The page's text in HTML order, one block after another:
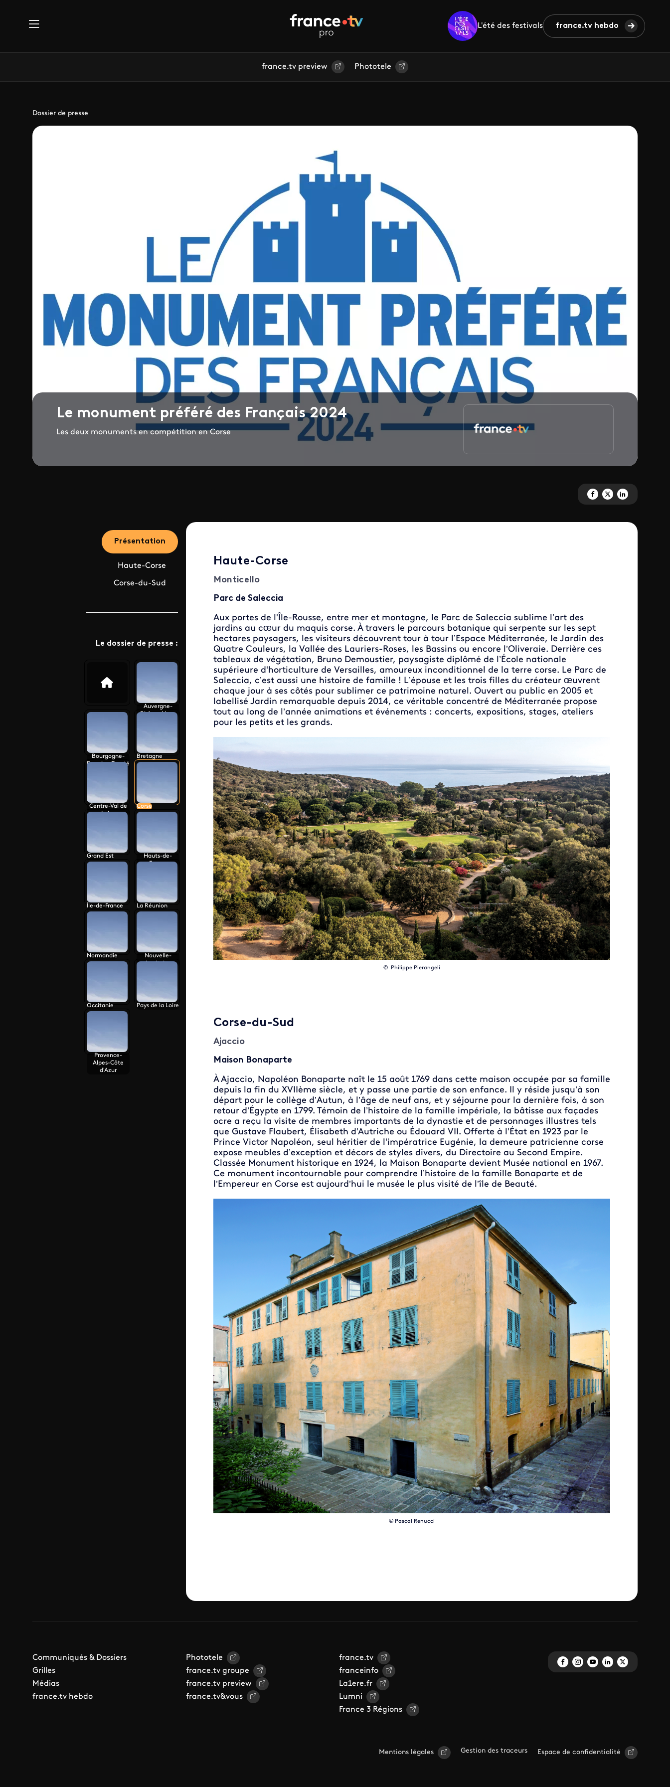
L'été des festivals france.tv hebdo
france.tv preview Phototele
Dossier de presse
Le monument préféré des Français 2024
Les deux monuments en compétition en Corse
Partagez 'Le monument
Partagez 'Le monument
Partagez 'Le
Présentation
Haute-Corse
Corse-du-Sud
Le dossier de presse :
Auvergne-
Rhône-Alpes
Bourgogne-
Franche-Comté
Bretagne
Centre-Val de
Loire
Corse
Grand Est
Hauts-de-
France
Île-de-France La Réunion
Normandie
Nouvelle-
Aquitaine
Occitanie Pays de la Loire
Provence-
Alpes-Côte
d'Azur
Haute-Corse
Monticello
Parc de Saleccia
Aux portes de l'Île-Rousse, entre mer et montagne, le Parc de Saleccia sublime l’art des
jardins au cœur du maquis corse. À travers le parcours botanique qui serpente sur les sept
hectares paysagers, les visiteurs découvrent tour à tour l’Espace Méditerranée, le Jardin des
Quatre Couleurs, la Vallée des Lauriers-Roses, les Bassins ou encore l’Oliveraie. Derrière ces
tableaux de végétation, Bruno Demoustier, paysagiste diplômé de l’École nationale
supérieure d'horticulture de Versailles, amoureux inconditionnel de la terre corse. Le Parc de
Saleccia, c’est aussi une histoire de famille ! L’épouse et les trois filles du créateur œuvrent
chaque jour à ses côtés pour sublimer ce patrimoine naturel. Ouvert au public en 2005 et
labellisé Jardin remarquable depuis 2014, ce véritable concentré de Méditerranée propose
tout au long de l’année animations et événements : concerts, expositions, stages, ateliers
pour les petits et les grands.
© Philippe Pierangeli
Corse-du-Sud
Ajaccio
Maison Bonaparte
À Ajaccio, Napoléon Bonaparte naît le 15 août 1769 dans cette maison occupée par sa famille
depuis la fin du XVIIème siècle, et y passe une partie de son enfance. Il y réside jusqu’à son
départ pour le collège d’Autun, à l’âge de neuf ans, et y séjourne pour la dernière fois, à son
retour d’Égypte en 1799. Témoin de l’histoire de la famille impériale, la bâtisse aux façades
ocre a reçu la visite de membres importants de la dynastie et de personnages illustres tels
que Gustave Flaubert, Élisabeth d'Autriche ou Édouard VII. Offerte à l'État en 1923 par le
Prince Victor Napoléon, seul héritier de l'impératrice Eugénie, la demeure patricienne corse
expose meubles d’exception et décors de styles divers, du Directoire au Second Empire.
Classée Monument historique en 1924, la Maison Bonaparte devient Musée national en 1967.
Ce monument incontournable pour comprendre l’histoire de la famille Bonaparte et de
l’Empereur en Corse est aujourd’hui le musée le plus visité de l’île de Beauté.
© Pascal Renucci
Communiqués & Dossiers
Grilles
Médias
france.tv hebdo
Phototele
france.tv groupe
france.tv preview
france.tv&vous
france.tv
franceinfo
La1ere.fr
Lumni
France 3 Régions
Mentions légales Gestion des traceurs Espace de confidentialité